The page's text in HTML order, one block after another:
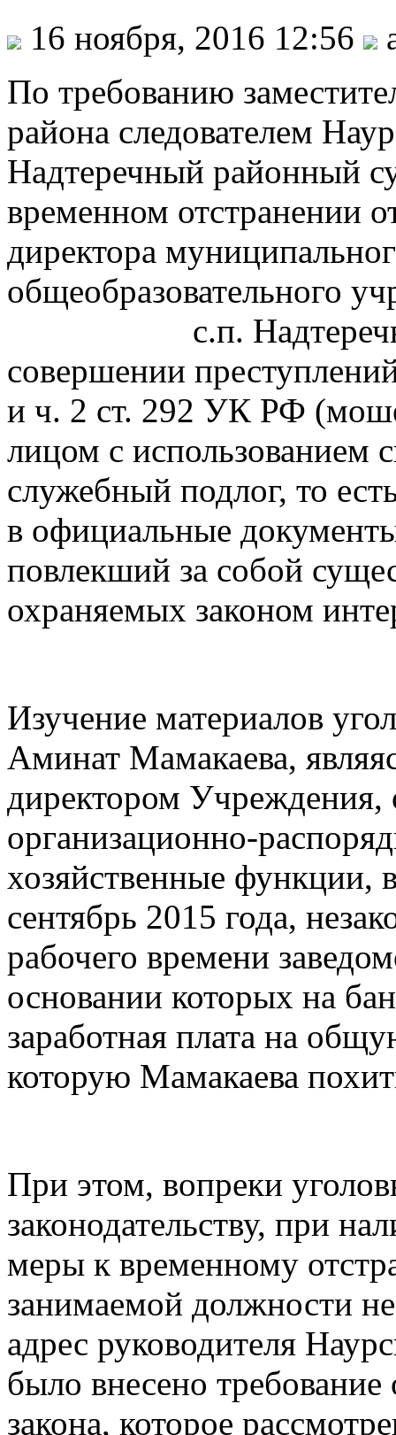
16 ноября, 2016 12:56
По требованию
района следователем
Надтеречный районный
временном отстранении
директора
общеобразовательного
с.п.
совершении
и ч. 2 ст. 292 УК РФ
лицом с использованием
служебный подлог, то
в официальные
повлекший за собой
охраняемых законом
Изучение материалов
Аминат Мамакаева,
директором
организационно-
хозяйственные функции,
сентябрь 2015 года,
рабочего времени
основании которых на
заработная плата на
которую Мамакаева
При этом, вопреки
законодательству, при
меры к временному
занимаемой должности
адрес руководителя
было внесено
закона, которое